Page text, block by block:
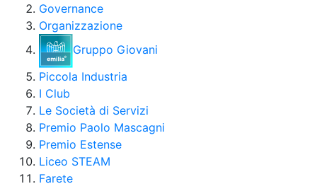
Governance
Organizzazione
Gruppo Giovani
Piccola Industria
I Club
Le Società di Servizi
Premio Paolo Mascagni
Premio Estense
Liceo STEAM
Farete